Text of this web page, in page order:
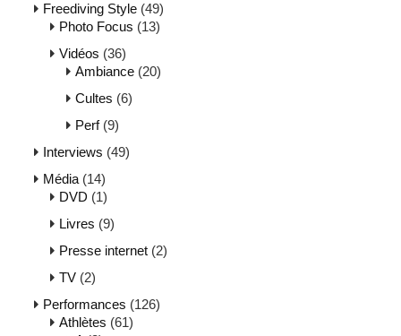
Freediving Style (49)
Photo Focus (13)
Vidéos (36)
Ambiance (20)
Cultes (6)
Perf(9)
Interviews (49)
Média (14)
DVD (1)
Livres (9)
Presse internet (2)
TV (2)
Performances (126)
Athlètes (61)